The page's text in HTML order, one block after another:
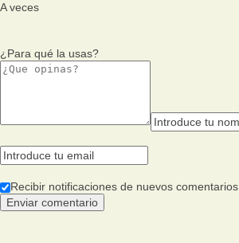
A veces
¿Para qué la usas?
Recibir notificaciones de nuevos comentarios